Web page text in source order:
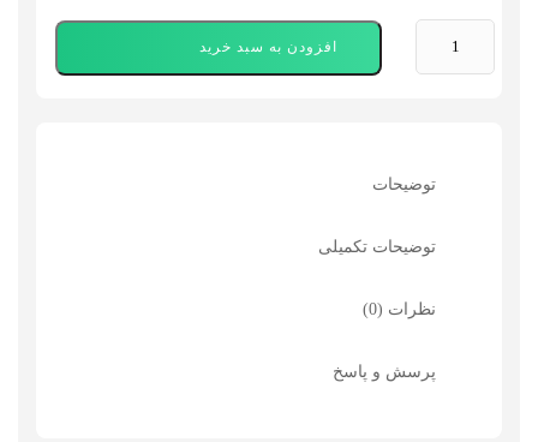
نون
افزودن به سبد خرید
توضیحات
توضیحات تکمیلی
نظرات (0)
پرسش و پاسخ